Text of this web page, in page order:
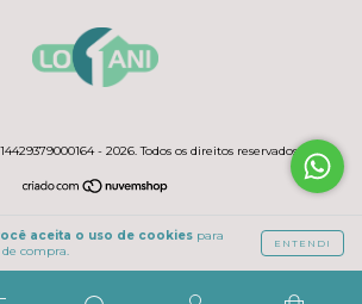
aceita o uso de cookies para
compra.
ENTENDI
- 2026. Todos os direitos reservados.